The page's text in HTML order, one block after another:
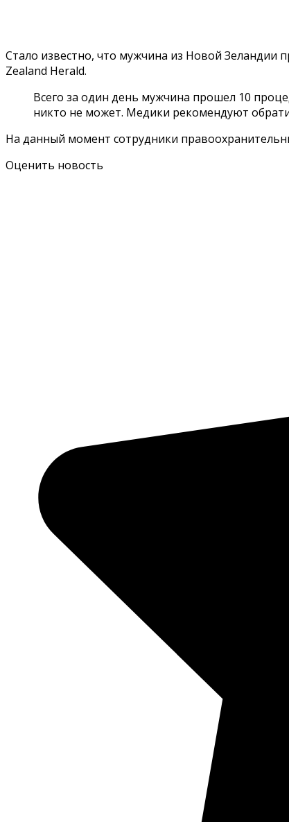
Стало известно, что мужчина из Новой Зеландии
Zealand Herald.
Всего за один день мужчина прошел 10
никто не может. Медики рекомендуют
На данный момент сотрудники
Оценить новость